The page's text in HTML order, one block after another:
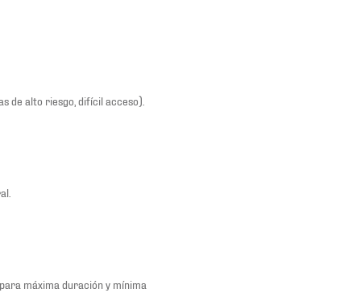
de alto riesgo, difícil acceso).
máxima duración y mínima